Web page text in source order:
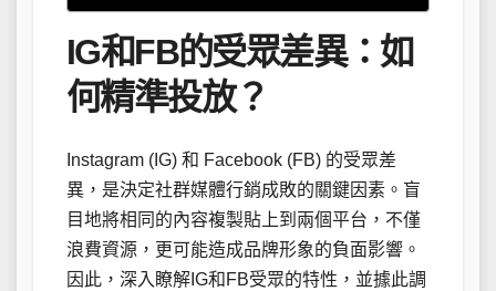
IG和FB的受眾差異：如
何精準投放？
Instagram (IG) 和 Facebook (FB) 的受眾差
異，是決定社群媒體行銷成敗的關鍵因素。盲
目地將相同的內容複製貼上到兩個平台，不僅
浪費資源，更可能造成品牌形象的負面影響。
因此，深入瞭解IG和FB受眾的特性，並據此調